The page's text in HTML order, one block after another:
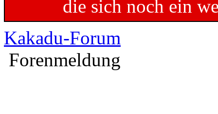
die sich noch ein
Kakadu-Forum
Forenmeldung